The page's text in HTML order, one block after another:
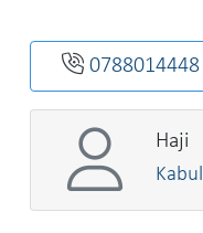
0788014448
Haji
Kabul